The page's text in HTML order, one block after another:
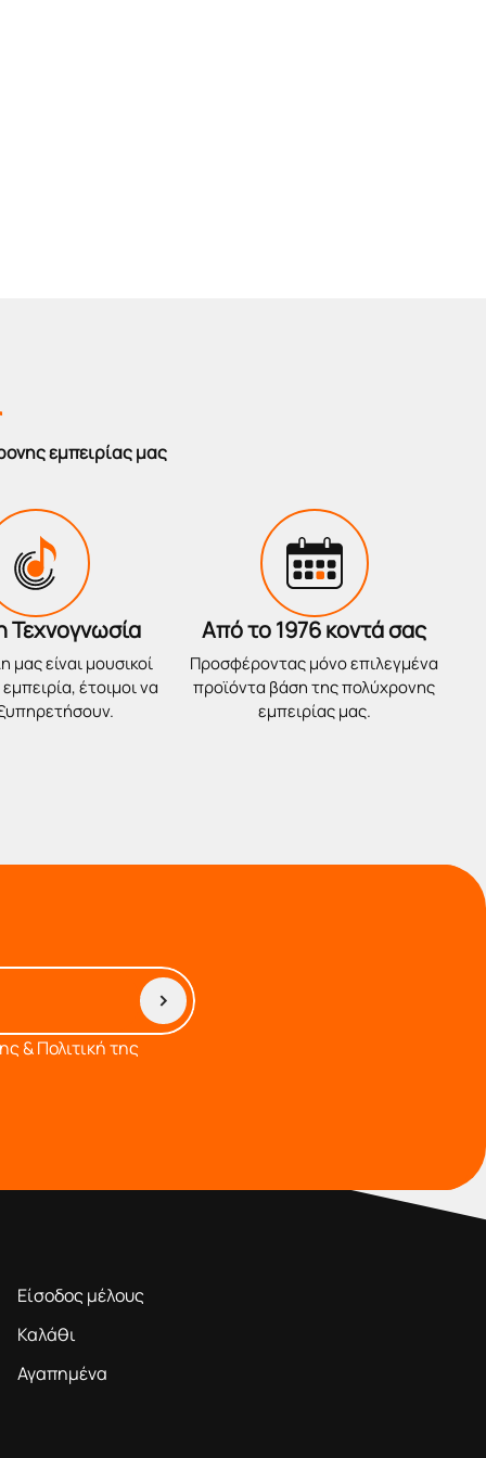
εμπειρίας μας
Τεχνογνωσία
μας είναι μουσικοί
έτοιμοι να
Από το 1976 κοντά σας
Προσφέροντας μόνο επιλεγμένα
προϊόντα βάση της πολύχρονης
εμπειρίας μας.
& Πολιτική της
Είσοδος μέλους
Καλάθι
Αγαπημένα